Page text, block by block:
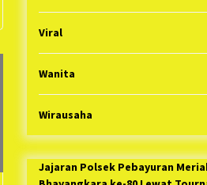
Viral
Wanita
Wirausaha
Jajaran Polsek Pebayuran